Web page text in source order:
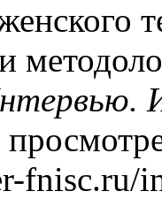
fnisc.ru/